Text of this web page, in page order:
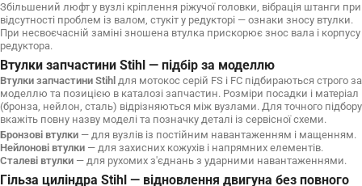
Збільшений люфт у вузлі кріплення ріжучої головки, вібрація штанги при
відсутності проблем із валом, стукіт у редукторі — ознаки зносу втулки.
При несвоєчасній заміні зношена втулка прискорює знос вала і корпусу
редуктора.
Втулки запчастини Stihl — підбір за моделлю
Втулки запчастини Stihl для мотокос серій FS і FC підбираються строго за
моделлю та позицією в каталозі запчастин. Розміри посадки і матеріал
(бронза, нейлон, сталь) відрізняються між вузлами. Для точного підбору
вкажіть повну назву моделі та позначку деталі із сервісної схеми.
Бронзові втулки — для вузлів із постійним навантаженням і мащенням.
Нейлонові втулки — для захисних кожухів і напрямних елементів.
Сталеві втулки — для рухомих з'єднань з ударними навантаженнями.
Гільза циліндра Stihl — відновлення двигуна без повного